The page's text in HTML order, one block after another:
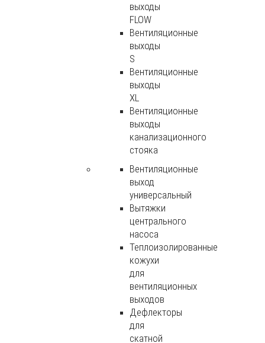
выходы
FLOW
Вентиляционные
выходы
S
Вентиляционные
выходы
XL
Вентиляционные
выходы
канализационного
стояка
Вентиляционные
выход
универсальный
Вытяжки
центрального
насоса
Теплоизолированные
кожухи
для
вентиляционных
выходов
Дефлекторы
для
скатной